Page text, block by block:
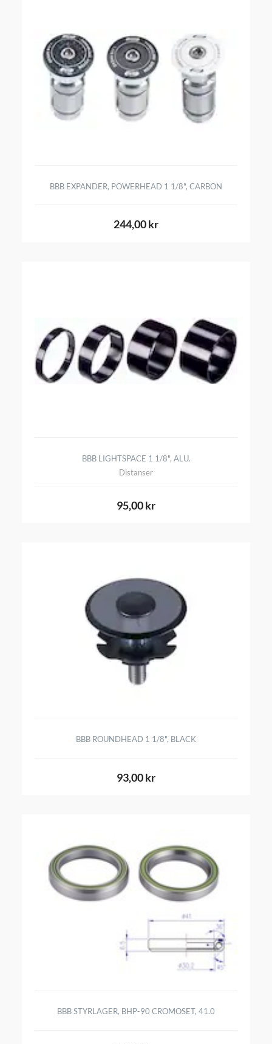
BBB EXPANDER, POWERHEAD 1 1/8", CARBON
244,00 kr
BBB LIGHTSPACE 1 1/8", ALU.
Distanser
95,00 kr
BBB ROUNDHEAD 1 1/8", BLACK
93,00 kr
BBB STYRLAGER, BHP-90 CROMOSET, 41.0